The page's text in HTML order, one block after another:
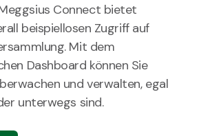
Connect bietet
beispiellosen Zugriff auf
Mit dem
Dashboard können Sie
und verwalten, egal
unterwegs sind.